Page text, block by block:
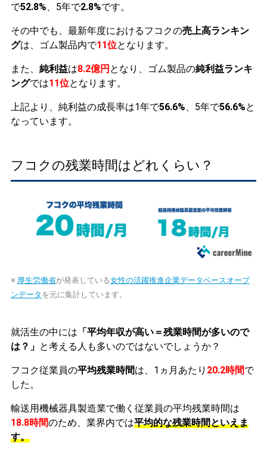
で52.8%、5年で2.8%です。
その中でも、最新年度におけるフコクの売上高ランキン
グは、ゴム製品内で11位となります。
また、 純利益は8.2億円 となり、ゴム製品の純利益ランキ
ングでは11位となります。
上記より、純利益の成長率は1年で56.6%、5年で56.6%と
なっています。
フコクの残業時間はどれくらい？
※ 厚生労働省が発表している女性の活躍推進企業データベースオープ
ンデータ を元に集計しています。
就活生の中には 「平均年収が高い＝残業時間が多いので
は？」 と考える人も多いのではないでしょうか？
フコク従業員の平均残業時間は、1ヵ月あたり 20.2時間で
した。
輸送用機械器具製造業で働く従業員の平均残業時間は
18.8時間のため、業界内では平均的な残業時間といえま
す。